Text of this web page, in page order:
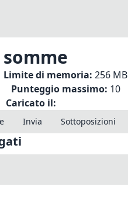
Limite di memoria: 256 MB
Punteggio massimo: 10
Caricato il:
Invia Sottoposizioni